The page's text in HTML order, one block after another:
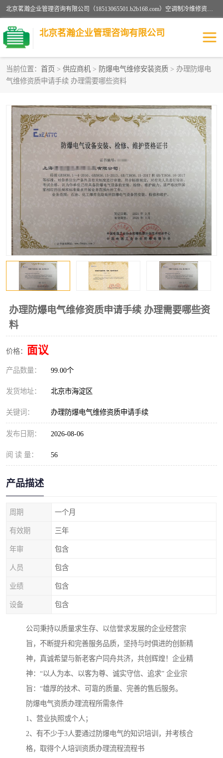
北京茗瀚企业管理咨询有限公司（18513065501.b2b168.com）空调制冷维修资质,油烟管道清洗资质,清洗行业资质公司秉承“顾客至上，锐意进缺的经营理念，我们提供高质量的产品，坚持“客户”的原则为广大客户提供贴心服务。如果你对公司的产品感兴趣，可以联系高经理，我们会用好的产品和服务让您满意。
北京茗瀚企业管理咨询有限公司
当前位置： 首页 > 供应商机 > 防爆电气维修安装资质 > 办理防爆电
气维修资质申请手续 办理需要哪些资料
办理防爆电气维修资质申请手续 办理需要哪些资
料
价格： 面议
产品数量： 99.00个
发货地址： 北京市海淀区
关键词： 办理防爆电气维修资质申请手续
发布日期： 2026-08-06
阅 读 量： 56
产品描述
周期 一个月
有效期 三年
年审 包含
人员 包含
业绩 包含
设备 包含
公司秉持以质量求生存、以信誉求发展的企业经营宗
旨，不断提升和完善服务品质，坚持与时俱进的创新精
神，真诚希望与新老客户同舟共济，共创辉煌！企业精
神：“以人为本、以客为尊、诚实守信、追求” 企业宗
旨：“雄厚的技术、可靠的质量、完善的售后服务。
防爆电气资质办理流程所需条件
1、营业执照或个人；
2、有不少于3人要通过防爆电气的知识培训，并考核合
格，取得个人培训资质办理流程流程书
烟道清洗资质 设备维修安装资质
清洗资质 认证服务
防爆电气维修安装资质 空调制冷维修安装资质